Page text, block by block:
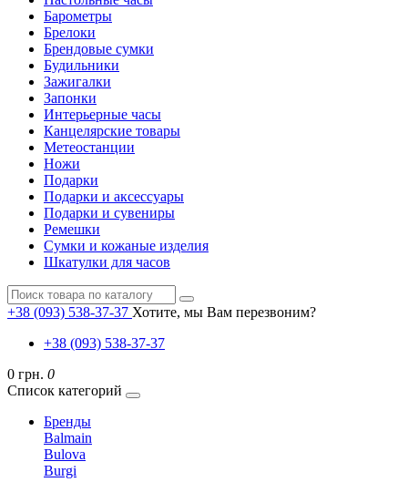
Барометры
Брелоки
Брендовые сумки
Будильники
Зажигалки
Запонки
Интерьерные часы
Канцелярские товары
Метеостанции
Ножи
Подарки
Подарки и аксессуары
Подарки и сувениры
Ремешки
Сумки и кожаные изделия
Шкатулки для часов
+38 (093) 538-37-37 Хотите, мы Вам перезвоним?
+38 (093) 538-37-37
0 грн. 0
Список категорий
Бренды
Balmain
Bulova
Burgi